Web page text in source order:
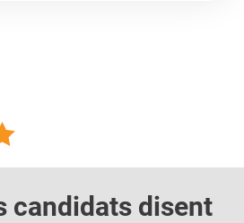
candidats disent